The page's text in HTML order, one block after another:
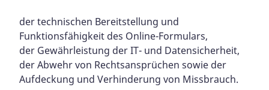
der technischen Bereitstellung und
Funktionsfähigkeit des Online-Formulars,
der Gewährleistung der IT- und Datensicherheit,
der Abwehr von Rechtsansprüchen sowie der
Aufdeckung und Verhinderung von Missbrauch.